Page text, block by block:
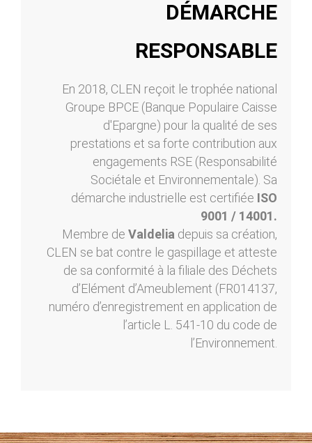
DÉMARCHE
RESPONSABLE
En 2018, CLEN reçoit le trophée national
Groupe BPCE (Banque Populaire Caisse
d'Epargne) pour la qualité de ses
prestations et sa forte contribution aux
engagements RSE (Responsabilité
Sociétale et Environnementale). Sa
démarche industrielle est certifiée ISO
9001 / 14001.
Membre de Valdelia depuis sa création,
CLEN se bat contre le gaspillage et atteste
de sa conformité à la filiale des Déchets
d’Elément d’Ameublement (FR014137,
numéro d’enregistrement en application de
l’article L. 541-10 du code de
l’Environnement.